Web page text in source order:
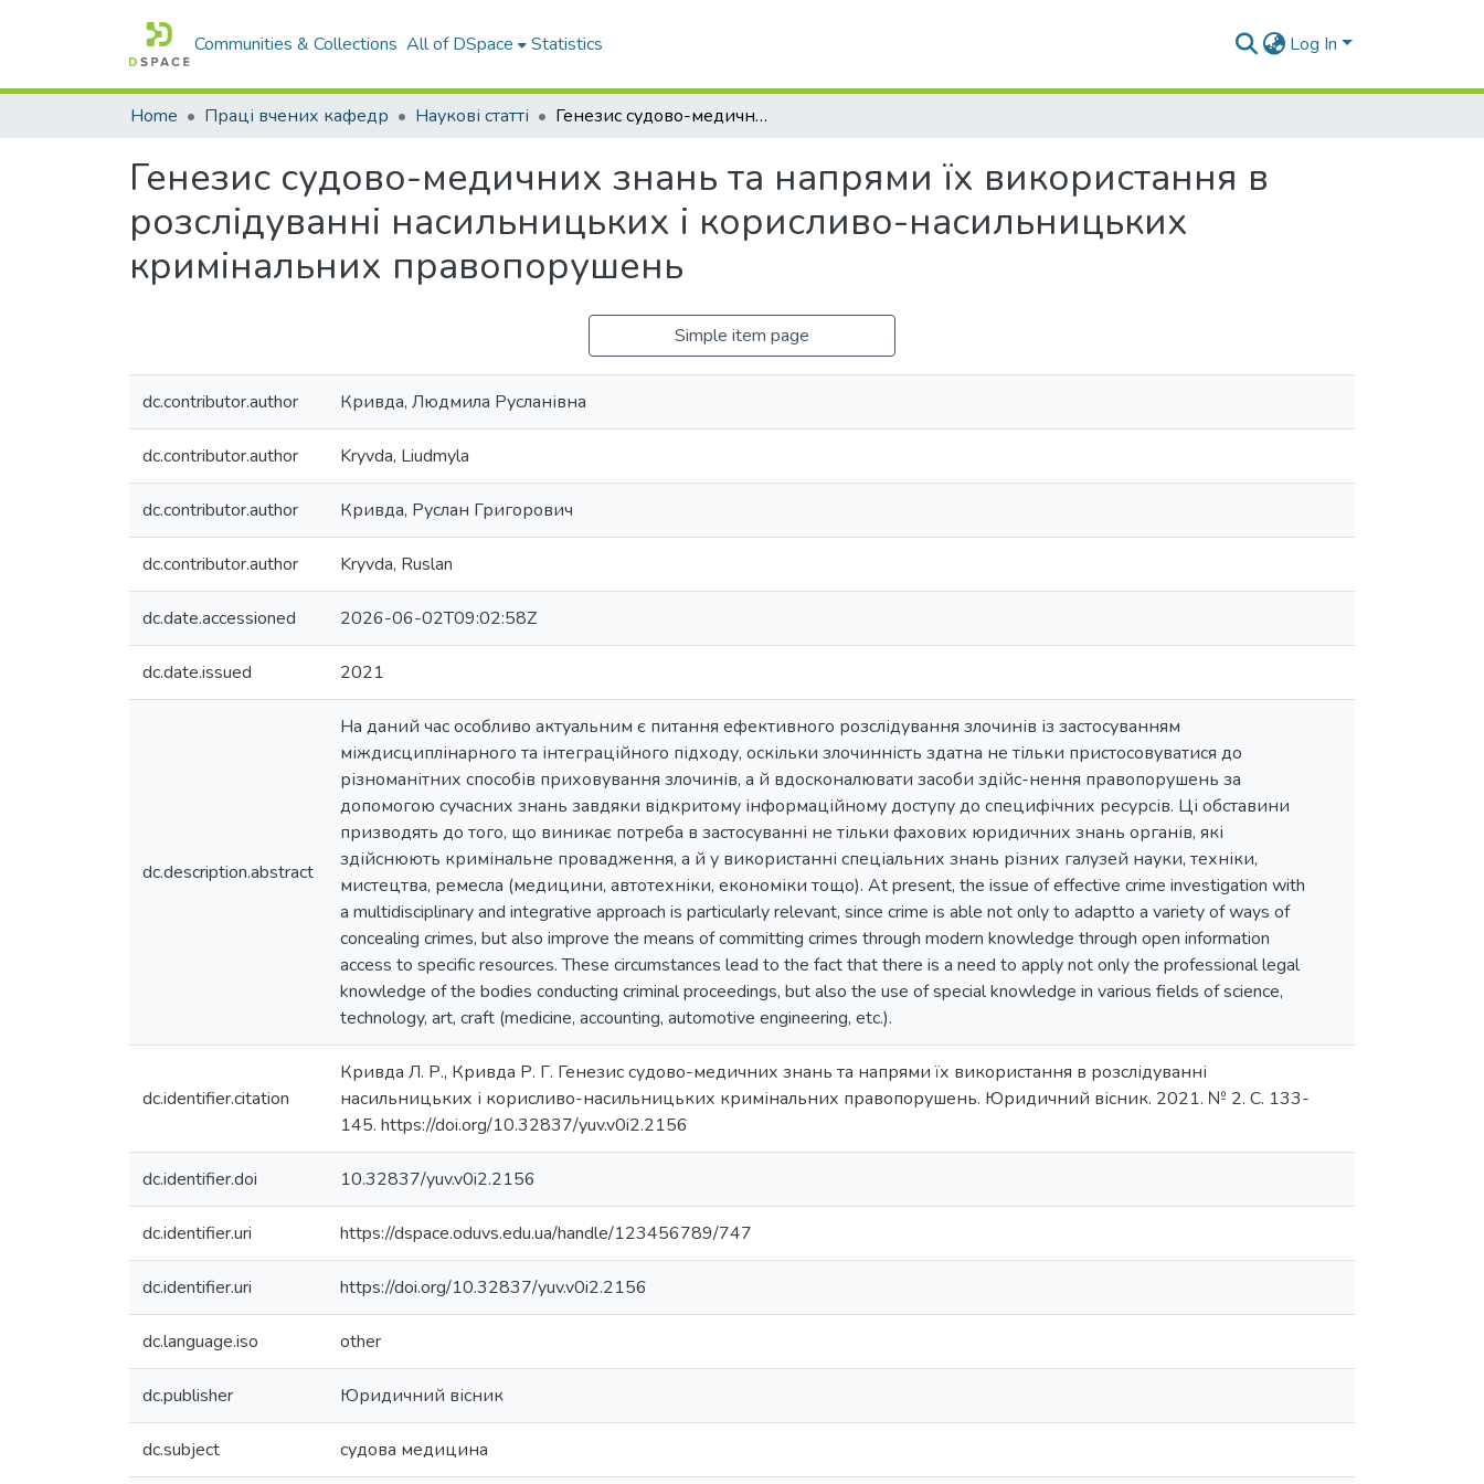
Communities & Collections All of DSpace Statistics Log In
Home Праці вчених кафедр Наукові статті Генезис судово-медичних знань та напрями їх використання в розслідуванні насильницьких і корисливо-насильницьких кримінальних правопорушень
Генезис судово-медичних знань та напрями їх використання в
розслідуванні насильницьких і корисливо-насильницьких
кримінальних правопорушень
Simple item page
dc.contributor.author Кривда, Людмила Русланівна
dc.contributor.author Kryvda, Liudmyla
dc.contributor.author Кривда, Руслан Григорович
dc.contributor.author Kryvda, Ruslan
dc.date.accessioned 2026-06-02T09:02:58Z
dc.date.issued 2021
dc.description.abstract
На даний час особливо актуальним є питання ефективного розслідування злочинів із застосуванням
міждисциплінарного та інтеграційного підходу, оскільки злочинність здатна не тільки пристосовуватися до
різноманітних способів приховування злочинів, а й вдосконалювати засоби здійс-нення правопорушень за
допомогою сучасних знань завдяки відкритому інформаційному доступу до специфічних ресурсів. Ці обставини
призводять до того, що виникає потреба в застосуванні не тільки фахових юридичних знань органів, які
здійснюють кримінальне провадження, а й у використанні спеціальних знань різних галузей науки, техніки,
мистецтва, ремесла (медицини, автотехніки, економіки тощо). At present, the issue of effective crime investigation with
a multidisciplinary and integrative approach is particularly relevant, since crime is able not only to adaptto a variety of ways of
concealing crimes, but also improve the means of committing crimes through modern knowledge through open information
access to specific resources. These circumstances lead to the fact that there is a need to apply not only the professional legal
knowledge of the bodies conducting criminal proceedings, but also the use of special knowledge in various fields of science,
technology, art, craft (medicine, accounting, automotive engineering, etc.).
dc.identifier.citation
Кривда Л. Р., Кривда Р. Г. Генезис судово-медичних знань та напрями їх використання в розслідуванні
насильницьких і корисливо-насильницьких кримінальних правопорушень. Юридичний вісник. 2021. № 2. С. 133-
145. https://doi.org/10.32837/yuv.v0i2.2156
dc.identifier.doi 10.32837/yuv.v0i2.2156
dc.identifier.uri https://dspace.oduvs.edu.ua/handle/123456789/747
dc.identifier.uri https://doi.org/10.32837/yuv.v0i2.2156
dc.language.iso other
dc.publisher Юридичний вісник
dc.subject судова медицина